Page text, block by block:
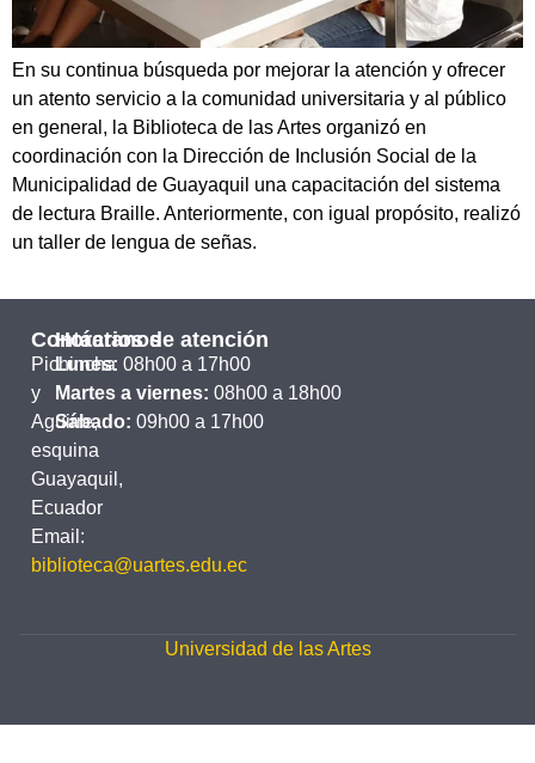
En su continua búsqueda por mejorar la atención y ofrecer
un atento servicio a la comunidad universitaria y al público
en general, la Biblioteca de las Artes organizó en
coordinación con la Dirección de Inclusión Social de la
Municipalidad de Guayaquil una capacitación del sistema
de lectura Braille. Anteriormente, con igual propósito, realizó
un taller de lengua de señas.
Contáctanos
Pichincha
y
Aguirre,
esquina
Guayaquil,
Ecuador
Email:
biblioteca@uartes.edu.ec
Horarios de atención
Lunes: 08h00 a 17h00
Martes a viernes: 08h00 a 18h00
Sábado: 09h00 a 17h00
Universidad de las Artes